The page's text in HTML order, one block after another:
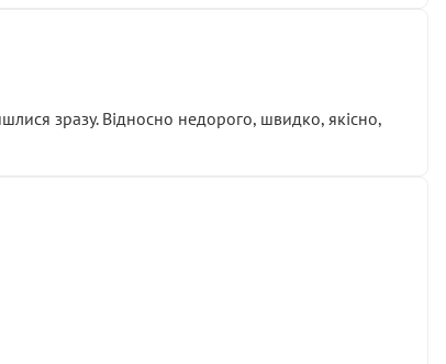
зразу. Відносно недорого, швидко, якісно,